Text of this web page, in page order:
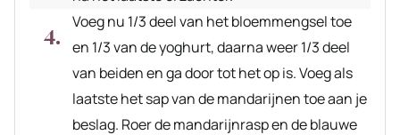
Voeg nu 1/3 deel van het bloemmengsel toe
en 1/3 van de yoghurt, daarna weer 1/3 deel
van beiden en ga door tot het op is. Voeg als
laatste het sap van de mandarijnen toe aan je
beslag. Roer de mandarijnrasp en de blauwe